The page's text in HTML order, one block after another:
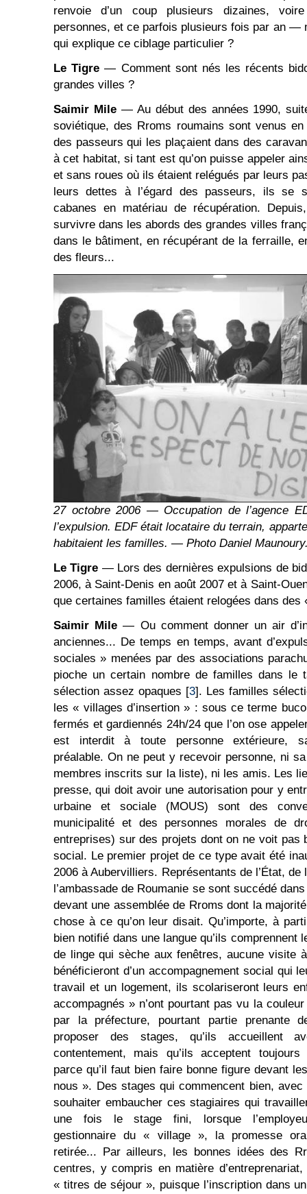
renvoie d’un coup plusieurs dizaines,
personnes, et ce parfois plusieurs fois par an —
qui explique ce ciblage particulier ?
Le Tigre— Comment sont nés les récents
grandes villes ?
Saimir Mile— Au début des années 1990,
soviétique, des Rroms roumains sont venus
des passeurs qui les plaçaient dans des
à cet habitat, si tant est qu’on puisse appeler
et sans roues où ils étaient relégués par leurs
leurs dettes à l’égard des passeurs, ils se
cabanes en matériau de récupération.
survivre dans les abords des grandes villes
dans le bâtiment, en récupérant de la ferraille,
des fleurs...
27 octobre 2006 — Occupation de l’agence
l’expulsion. EDF était locataire du terrain,
habitaient les familles. — Photo Daniel
Le Tigre — Lors des dernières expulsions de
2006, à Saint-Denis en août 2007 et à Saint-
que certaines familles étaient relogées dans des
Saimir Mile — Ou comment donner un air
anciennes... De temps en temps, avant
sociales » menées par des associations
pioche un certain nombre de familles dans le
sélection assez opaques [3]. Les familles
les « villages d’insertion » : sous ce terme
fermés et gardiennés 24h/24 que l’on ose
est interdit à toute personne extérieure,
préalable. On ne peut y recevoir personne, ni
membres inscrits sur la liste), ni les amis. Les
presse, qui doit avoir une autorisation pour y
urbaine et sociale (MOUS) sont des
municipalité et des personnes morales de
entreprises) sur des projets dont on ne voit pas
social. Le premier projet de ce type avait été
2006 à Aubervilliers. Représentants de l’État,
l’ambassade de Roumanie se sont succédé
devant une assemblée de Rroms dont la
chose à ce qu’on leur disait. Qu’importe, à
bien notifié dans une langue qu’ils comprennent
de linge qui sèche aux fenêtres, aucune visite
bénéficieront d’un accompagnement social qui
travail et un logement, ils scolariseront leurs
accompagnés » n’ont pourtant pas vu la
par la préfecture, pourtant partie prenante
proposer des stages, qu’ils accueillent
contentement, mais qu’ils acceptent
parce qu’il faut bien faire bonne figure devant
nous ». Des stages qui commencent bien,
souhaiter embaucher ces stagiaires qui
une fois le stage fini, lorsque
gestionnaire du « village », la promesse
retirée... Par ailleurs, les bonnes idées des
centres, y compris en matière
« titres de séjour », puisque l’inscription dans